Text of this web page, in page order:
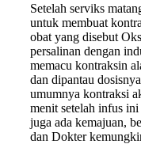
Setelah serviks
untuk membuat
obat yang disebut
persalinan dengan
memacu kontraksin
dan dipantau
umumnya kontraksi
menit setelah infus
juga ada kemajuan,
dan Dokter